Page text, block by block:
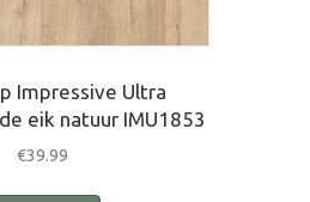
Impressive Ultra
eik natuur IMU1853
€39.99